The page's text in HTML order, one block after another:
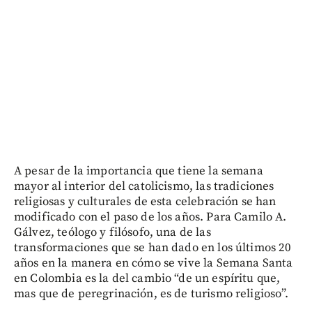
A pesar de la importancia que tiene la semana
mayor al interior del catolicismo, las tradiciones
religiosas y culturales de esta celebración se han
modificado con el paso de los años. Para Camilo A.
Gálvez, teólogo y filósofo, una de las
transformaciones que se han dado en los últimos 20
años en la manera en cómo se vive la Semana Santa
en Colombia es la del cambio “de un espíritu que,
mas que de peregrinación, es de turismo religioso”.